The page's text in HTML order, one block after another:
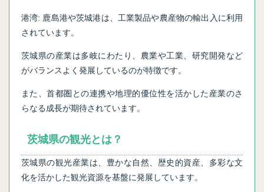
港湾: 鹿島港や茨城港は、工業製品や農産物の輸出入に利用
されています。
茨城県の産業は多岐にわたり、農業や工業、研究開発など
がバランスよく発展しているのが特徴です。
また、首都圏との連携や地理的優位性を活かした産業のさ
らなる成長が期待されています。
茨城県の観光とは？
茨城県の観光産業は、豊かな自然、歴史的資産、多彩な文
化を活かした観光資源を基盤に発展しています。